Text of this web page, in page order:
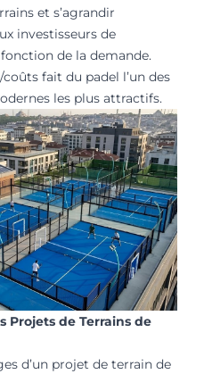
et s’agrandir
investisseurs de
de la demande.
fait du padel l’un des
les plus attractifs.
Projets de Terrains de
d’un projet de terrain de